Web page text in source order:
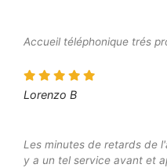
Accueil téléphonique trés
Lorenzo B
Les minutes de retards de
y a un tel service avant et